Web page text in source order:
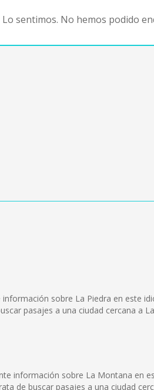
Lo sentimos. No hemos podido
sobre La Piedra en este
pasajes a una ciudad cercana a
información sobre La Montana en
de buscar pasajes a una ciudad